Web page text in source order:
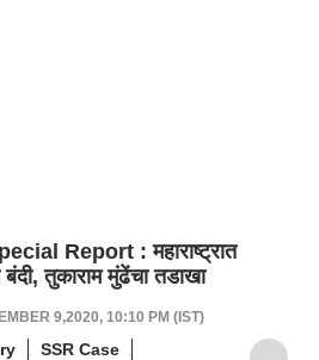
Report : महाराष्ट्रात
बंदी, तुकाराम मुंढेंचा तडाखा
9,2020, 10:10 PM (IST)
SSR Case